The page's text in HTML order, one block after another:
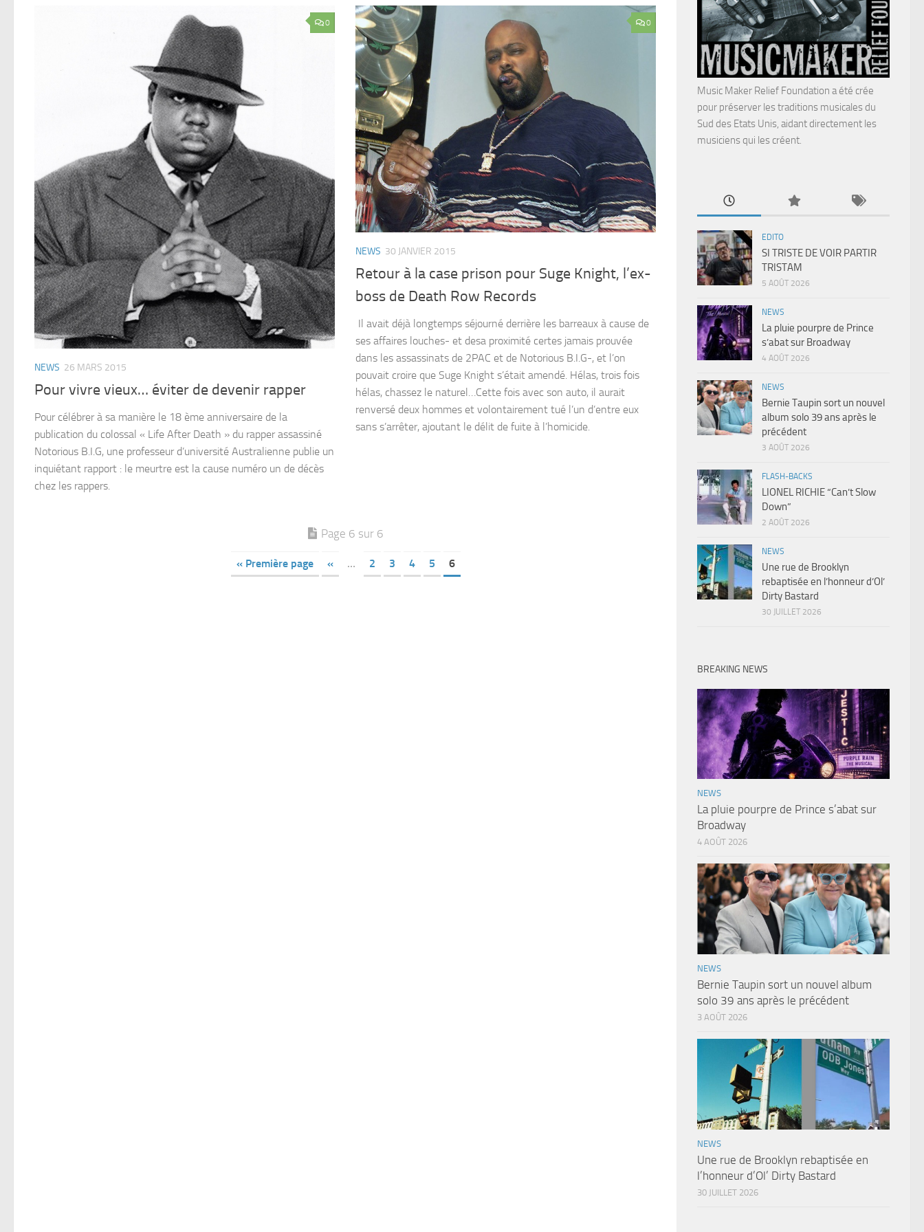
0
NEWS 26 MARS 2015
Pour vivre vieux… éviter de devenir rapper
Pour célébrer à sa manière le 18 ème anniversaire de la
publication du colossal « Life After Death » du rapper assassiné
Notorious B.I.G, une professeur d’université Australienne publie un
inquiétant rapport : le meurtre est la cause numéro un de décès
chez les rappers.
0
NEWS 30 JANVIER 2015
Retour à la case prison pour Suge Knight, l’ex-
boss de Death Row Records
Il avait déjà longtemps séjourné derrière les barreaux à cause de
ses affaires louches- et desa proximité certes jamais prouvée
dans les assassinats de 2PAC et de Notorious B.I.G-, et l’on
pouvait croire que Suge Knight s’était amendé. Hélas, trois fois
hélas, chassez le naturel…Cette fois avec son auto, il aurait
renversé deux hommes et volontairement tué l’un d’entre eux
sans s’arrêter, ajoutant le délit de fuite à l’homicide.
Page 6 sur 6
« Première page « … 2 3 4 5 6
Music Maker Relief Foundation a été crée
pour préserver les traditions musicales du
Sud des Etats Unis, aidant directement les
musiciens qui les créent.
EDITO
SI TRISTE DE VOIR PARTIR
TRISTAM
5 AOÛT 2026
NEWS
La pluie pourpre de Prince
s’abat sur Broadway
4 AOÛT 2026
NEWS
Bernie Taupin sort un nouvel
album solo 39 ans après le
précédent
3 AOÛT 2026
FLASH-BACKS
LIONEL RICHIE “Can’t Slow
Down”
2 AOÛT 2026
NEWS
Une rue de Brooklyn
rebaptisée en l’honneur d’Ol’
Dirty Bastard
30 JUILLET 2026
BREAKING NEWS
NEWS
La pluie pourpre de Prince s’abat sur
Broadway
4 AOÛT 2026
NEWS
Bernie Taupin sort un nouvel album
solo 39 ans après le précédent
3 AOÛT 2026
NEWS
Une rue de Brooklyn rebaptisée en
l’honneur d’Ol’ Dirty Bastard
30 JUILLET 2026